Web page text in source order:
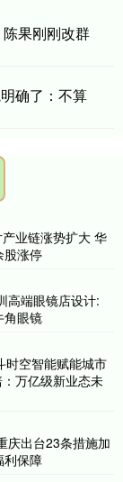
果刚刚改群
确了：不算
业链涨势扩大 华
股涨停
高端眼镜店设计:
角眼镜
时空智能赋能城市
万亿级新业态未
庆出台23条措施加
利保障